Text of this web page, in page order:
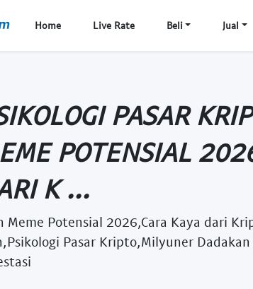
Home Live Rate Beli Jual
PASAR
POTENSIAL
K ...
Meme Potensial 2026,Cara Kaya dari
Pasar Kripto,Milyuner